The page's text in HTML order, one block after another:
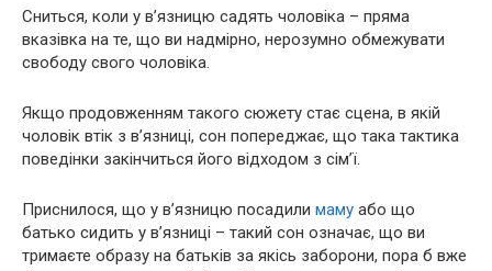
Сниться, коли у в’язницю садять чоловіка – пряма
вказівка на те, що ви надмірно, нерозумно обмежувати
свободу свого чоловіка.
Якщо продовженням такого сюжету стає сцена, в якій
чоловік втік з в’язниці, сон попереджає, що така тактика
поведінки закінчиться його відходом з сім’ї.
Приснилося, що у в’язницю посадили маму або що
батько сидить у в’язниці – такий сон означає, що ви
тримаєте образу на батьків за якісь заборони, пора б вже